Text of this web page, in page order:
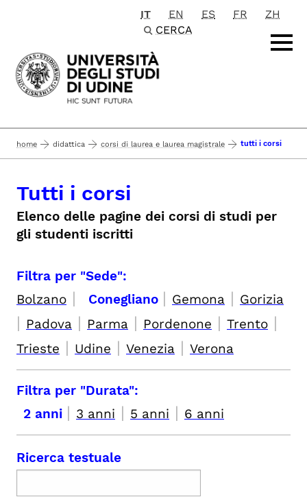
Passa al contenuto principale
IT EN ES FR
ZH
CERCA
home didattica corsi di laurea e laurea magistrale tutti i corsi
Tutti i corsi
Elenco delle pagine dei corsi di studi per
gli studenti iscritti
Filtra per "Sede":
Bolzano | Conegliano | Gemona | Gorizia
| Padova | Parma | Pordenone | Trento |
Trieste | Udine | Venezia | Verona
Filtra per "Durata":
2 anni | 3 anni | 5 anni | 6 anni
Ricerca testuale